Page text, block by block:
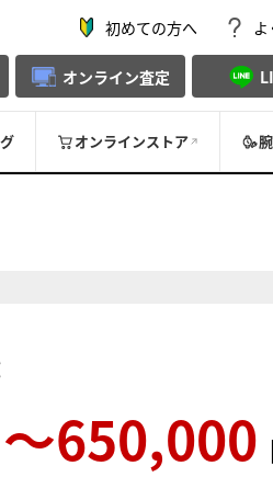
初めての方へ
オンライン査定
オンラインストア
〜650,000